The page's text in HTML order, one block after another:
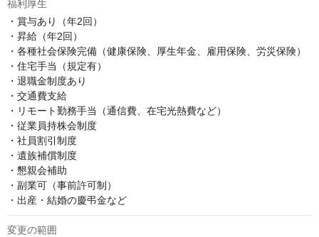
福利厚生
・賞与あり（年2回）
・昇給（年2回）
・各種社会保険完備（健康保険、厚生年金、雇用保険、労災保険）
・住宅手当（規定有）
・退職金制度あり
・交通費支給
・リモート勤務手当（通信費、在宅光熱費など）
・従業員持株会制度
・社員割引制度
・遺族補償制度
・懇親会補助
・副業可（事前許可制）
・出産・結婚の慶弔金など
変更の範囲